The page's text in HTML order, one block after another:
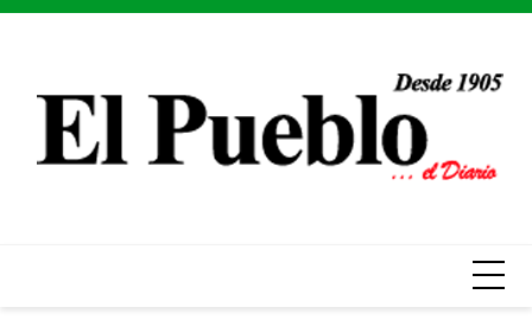
Skip